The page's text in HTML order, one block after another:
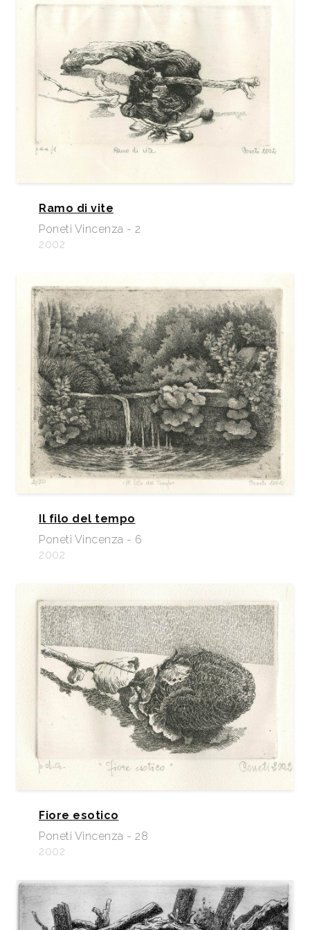
Ramo di vite
Poneti Vincenza - 2
2002
Il filo del tempo
Poneti Vincenza - 6
2002
Fiore esotico
Poneti Vincenza - 28
2002